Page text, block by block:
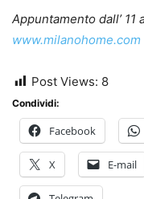
Appuntamento dall’
www.milanohome.com
Post Views: 8
Condividi:
Facebook
X E-mail